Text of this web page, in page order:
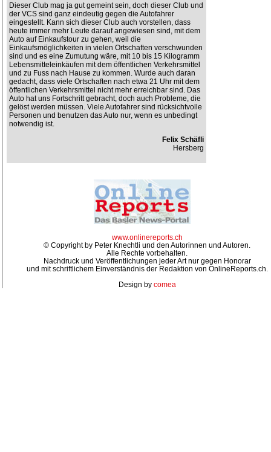
Dieser Club mag ja gut gemeint sein, doch dieser Club und
der VCS sind ganz eindeutig gegen die Autofahrer
eingestellt. Kann sich dieser Club auch vorstellen, dass
heute immer mehr Leute darauf angewiesen sind, mit dem
Auto auf Einkaufstour zu gehen, weil die
Einkaufsmöglichkeiten in vielen Ortschaften verschwunden
sind und es eine Zumutung wäre, mit 10 bis 15 Kilogramm
Lebensmitteleinkäufen mit dem öffentlichen Verkehrsmittel
und zu Fuss nach Hause zu kommen. Wurde auch daran
gedacht, dass viele Ortschaften nach etwa 21 Uhr mit dem
öffentlichen Verkehrsmittel nicht mehr erreichbar sind. Das
Auto hat uns Fortschritt gebracht, doch auch Probleme, die
gelöst werden müssen. Viele Autofahrer sind rücksichtvolle
Personen und benutzen das Auto nur, wenn es unbedingt
notwendig ist.
Felix Schäfli
Hersberg
www.onlinereports.ch
© Copyright by Peter Knechtli und den Autorinnen und Autoren.
Alle Rechte vorbehalten.
Nachdruck und Veröffentlichungen jeder Art nur gegen Honorar
und mit schriftlichem Einverständnis der Redaktion von OnlineReports.ch.
Design by comea